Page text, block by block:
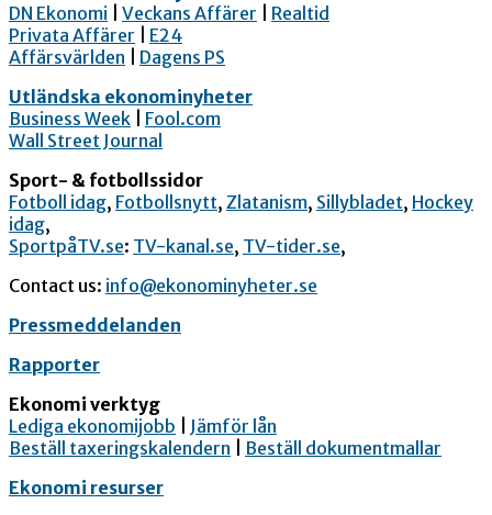
DN Ekonomi
Veckans Affärer
Realtid
Privata Affärer
E24
Affärsvärlden
Dagens PS
Utländska ekonominyheter
Business Week
Fool.com
Wall Street Journal
Sport- & fotbollssidor
Fotboll idag, Fotbollsnytt, Zlatanism, Sillybladet, Hockey
idag,
SportpåTV.se: TV-kanal.se, TV-tider.se,
Contact us: info@ekonominyheter.se
Pressmeddelanden
Rapporter
Ekonomi verktyg
Lediga ekonomijobb
Jämför lån
Beställ taxeringskalendern
Beställ dokumentmallar
Ekonomi resurser